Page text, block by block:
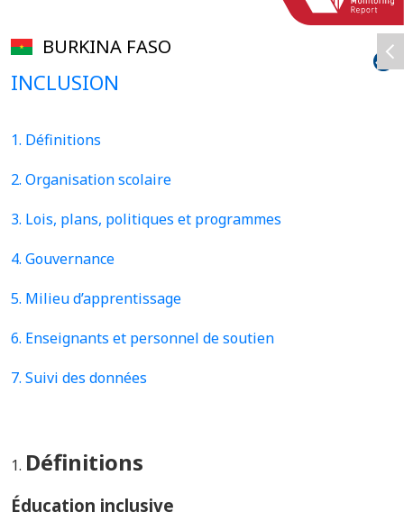
BURKINA FASO
INCLUSION
1. Définitions
2. Organisation scolaire
3. Lois, plans, politiques et programmes
4. Gouvernance
5. Milieu d’apprentissage
6. Enseignants et personnel de soutien
7. Suivi des données
Définitions
Éducation inclusive